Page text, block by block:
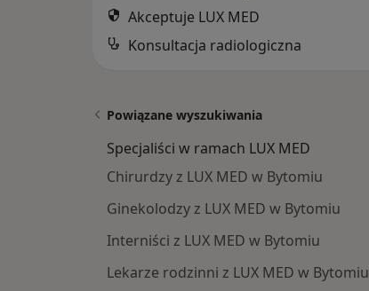
Akceptuje LUX MED
Konsultacja radiologiczna
Powiązane wyszukiwania
Specjaliści w ramach LUX MED
Chirurdzy z LUX MED w Bytomiu
Ginekolodzy z LUX MED w Bytomiu
Interniści z LUX MED w Bytomiu
Lekarze rodzinni z LUX MED w Bytomiu